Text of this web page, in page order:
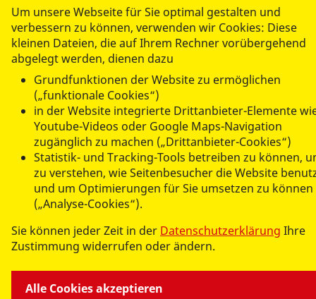
SEMINARE
© 2026 ASJ Mecklenburg-Vorpommern
Impressum
Datenschutz
Um unsere Webseite für Sie optimal gestalten und
verbessern zu können, verwenden wir Cookies: Diese
kleinen Dateien, die auf Ihrem Rechner vorübergehend
abgelegt werden, dienen dazu
Grundfunktionen der Website zu ermöglichen
(„funktionale Cookies“)
in der Website integrierte Drittanbieter-Elemente
Youtube-Videos oder Google Maps-Navigation
zugänglich zu machen („Drittanbieter-Cookies“)
Statistik- und Tracking-Tools betreiben zu können,
zu verstehen, wie Seitenbesucher die Website
und um Optimierungen für Sie umsetzen zu können
(„Analyse-Cookies“).
Sie können jeder Zeit in der Datenschutzerklärung Ihre
Zustimmung widerrufen oder ändern.
Alle Cookies akzeptieren